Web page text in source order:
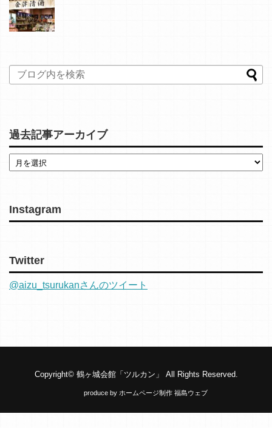
過去記事アーカイブ
Instagram
Twitter
@aizu_tsurukanさんのツイート
Copyright© 鶴ヶ城会館「ツルカン」 All Rights Reserved.
produce by ホームページ制作 福島ウェブ